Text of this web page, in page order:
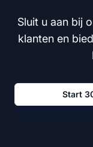
Sluit u aan bij
klanten en
Start